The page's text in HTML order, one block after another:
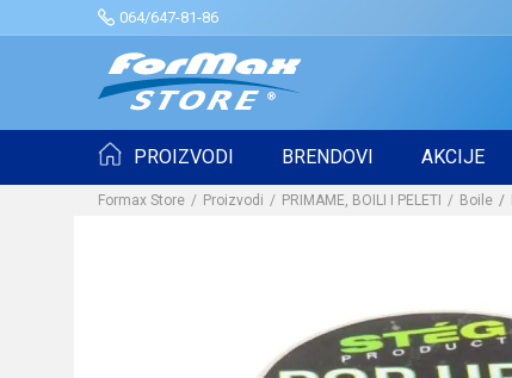
064/647-81-86
PROIZVODI BRENDOVI AKCIJE
Formax Store Proizvodi PRIMAME, BOILI I PELETI Boile